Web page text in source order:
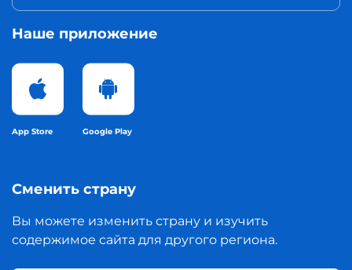
Наше приложение
App Store Google Play
Сменить страну
Вы можете изменить страну и изучить
содержимое сайта для другого региона.